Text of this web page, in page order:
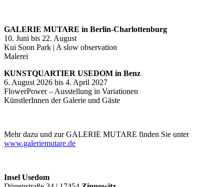
GALERIE MUTARE in Berlin-Charlottenburg
10. Juni bis 22. August
Kui Soon Park | A slow observation
Malerei
KUNSTQUARTIER USEDOM in Benz
6. August 2026 bis 4. April 2027
FlowerPower – Ausstellung in Variationen
KünstlerInnen der Galerie und Gäste
Mehr dazu und zur GALERIE MUTARE finden Sie unter
www.galeriemutare.de
Insel Usedom